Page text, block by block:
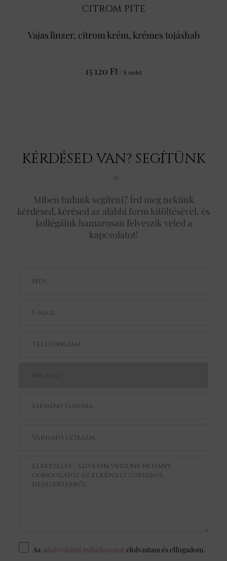
CITROM PITE
Vajas linzer, citrom krém, krémes tojáshab
15 120 Ft / 8 szelet
KÉRDÉSED VAN? SEGÍTÜNK
Miben tudunk segíteni? Írd meg nekünk
kérdésed, kérésed az alábbi form kitöltésével, és
kollégáink hamarosan felveszik veled a
kapcsolatot!
Az adatvédelmi nyilatkozatot elolvastam és elfogadom.